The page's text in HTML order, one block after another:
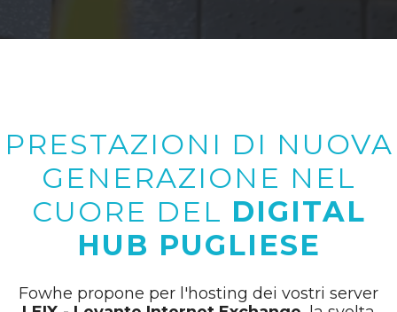
PRESTAZIONI DI NUOVA
GENERAZIONE NEL
CUORE DEL DIGITAL
HUB PUGLIESE
Fowhe propone per l'hosting dei vostri server